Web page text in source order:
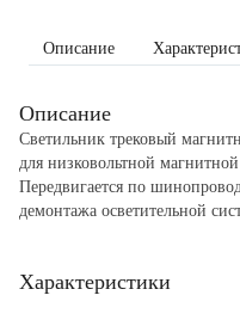
Описание
Описание
Светильник трековый
для низковольтной
Передвигается по
демонтажа осветительной
- прочный алюминиевый
Характеристики